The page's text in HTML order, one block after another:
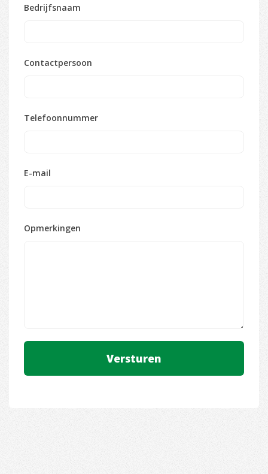
Bedrijfsnaam
Contactpersoon
Telefoonnummer
E-mail
Opmerkingen